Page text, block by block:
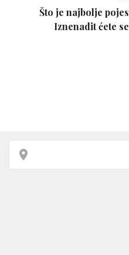
Što je najbolje
Iznenadit ćete